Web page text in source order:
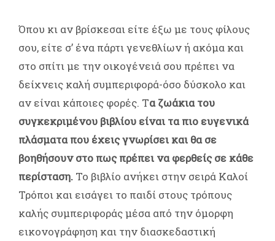
Όπου κι αν βρίσκεσαι είτε έξω με τους φίλους
σου, είτε σ’ ένα πάρτι γενεθλίων ή ακόμα και
στο σπίτι με την οικογένειά σου πρέπει να
δείχνεις καλή συμπεριφορά-όσο δύσκολο και
αν είναι κάποιες φορές. Τα ζωάκια του
συγκεκριμένου βιβλίου είναι τα πιο ευγενικά
πλάσματα που έχεις γνωρίσει και θα σε
βοηθήσουν στο πως πρέπει να φερθείς σε κάθε
περίσταση. Το βιβλίο ανήκει στην σειρά Καλοί
Τρόποι και εισάγει το παιδί στους τρόπους
καλής συμπεριφοράς μέσα από την όμορφη
εικονογράφηση και την διασκεδαστική